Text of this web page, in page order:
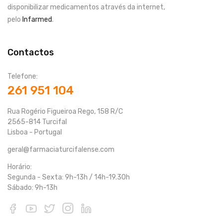
disponibilizar medicamentos através da internet,
pelo Infarmed.
Contactos
Telefone:
261 951 104
Rua Rogério Figueiroa Rego, 158 R/C
2565-814 Turcifal
Lisboa - Portugal
geral@farmaciaturcifalense.com
Horário:
Segunda - Sexta: 9h-13h / 14h-19.30h
Sábado: 9h-13h